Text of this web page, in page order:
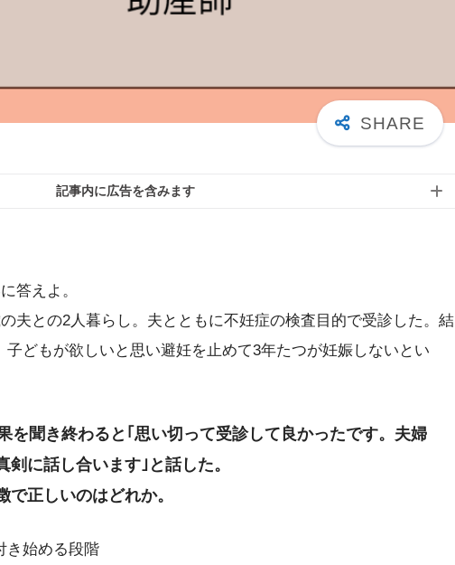
記事内に広告を含みます
答えよ。
夫との2人暮らし。夫とともに不妊症の検査目的で受診した。結
どもが欲しいと思い避妊を止めて3年たつが妊娠しないとい
聞き終わると｢思い切って受診して良かったです。夫婦
剣に話し合います｣と話した。
正しいのはどれか。
き始める段階